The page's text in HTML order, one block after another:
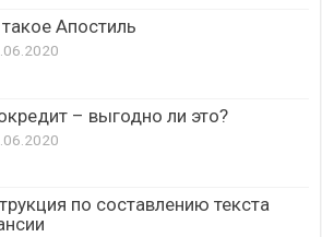
Апостиль
– выгодно ли это?
по составлению текста